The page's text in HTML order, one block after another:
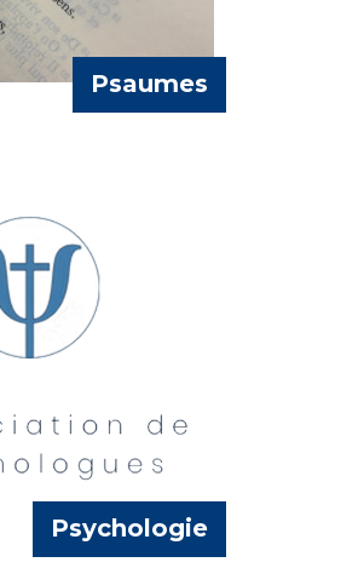
Psaumes
l’association l’AP 21
Psychologie